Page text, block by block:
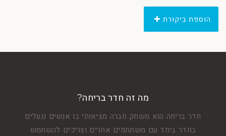
הוספת ביקורת
מה זה חדר בריחה?
חדר בריחה הוא משחק חברה מציאותי בו אנשים ננעלים
בחדר ביחד עם משתתפים אחרים וצריכים להשתמש